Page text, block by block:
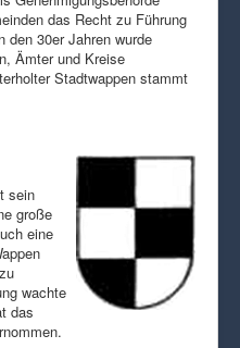
das Recht zu Führung
den 30er Jahren wurde
Ämter und Kreise
Stadtwappen stammt
sein
große
eine
wachte
das